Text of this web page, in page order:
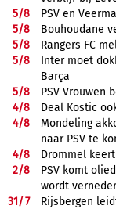
5/8
PSV en
5/8
Bouhoudane
5/8
Rangers FC
5/8
Inter moet
Barça
5/8
PSV Vrouwen
4/8
Deal Kostic
4/8
Mondeling
naar PSV te
4/8
Drommel
2/8
PSV komt
wordt
31/7
Rijsbergen